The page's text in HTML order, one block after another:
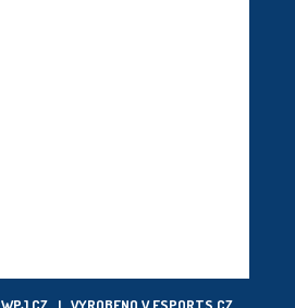
WPJ.CZ | VYROBENO VESPORTS.CZ